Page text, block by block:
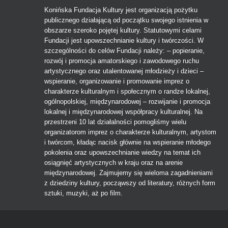
Konińska Fundacja Kultury jest organizacją pożytku
publicznego działającą od początku swojego istnienia w
obszarze szeroko pojętej kultury. Statutowymi celami
Fundacji jest upowszechnianie kultury i twórczości. W
szczególności do celów Fundacji należy: – popieranie,
rozwój i promocja amatorskiego i zawodowego ruchu
artystycznego oraz utalentowanej młodzieży i dzieci –
wspieranie, organizowanie i promowanie imprez o
charakterze kulturalnym i społecznym o randze lokalnej,
ogólnopolskiej, międzynarodowej – rozwijanie i promocja
lokalnej i międzynarodowej współpracy kulturalnej. Na
przestrzeni 10 lat działalności pomogliśmy wielu
organizatorom imprez o charakterze kulturalnym, artystom
i twórcom, kładąc nacisk głównie na wspieranie młodego
pokolenia oraz upowszechnianie wiedzy na temat ich
osiągnięć artystycznych w kraju oraz na arenie
międzynarodowej. Zajmujemy się wieloma zagadnieniami
z dziedziny kultury, począwszy od literatury, różnych form
sztuki, muzyki, aż po film.